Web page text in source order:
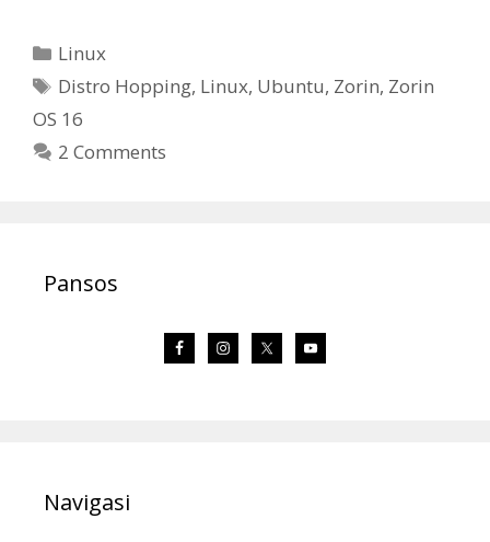
Categories
Linux
Tags
Distro Hopping, Linux, Ubuntu, Zorin, Zorin
OS 16
2 Comments
Pansos
Navigasi